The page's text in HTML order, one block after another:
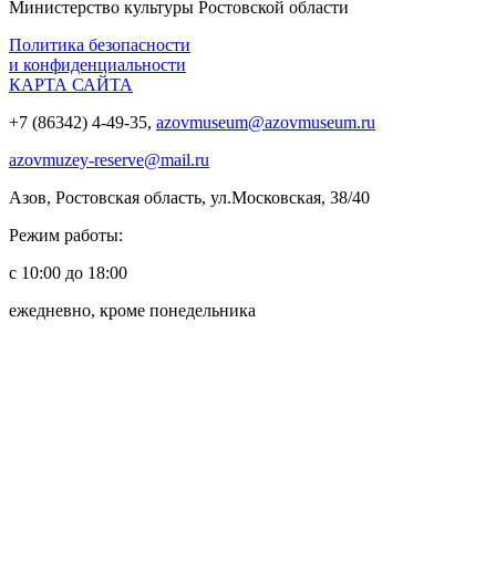
Министерство культуры Ростовской области
Политика безопасности
и конфиденциальности
КАРТА САЙТА
+7 (86342) 4-49-35, azovmuseum@azovmuseum.ru
azovmuzey-reserve@mail.ru
Азов, Ростовская область, ул.Московская, 38/40
Режим работы:
с 10:00 до 18:00
ежедневно, кроме понедельника